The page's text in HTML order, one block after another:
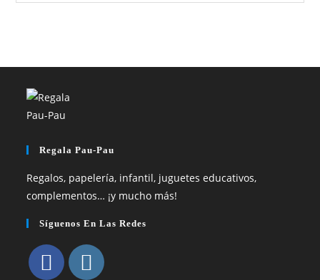
Regala Pau-Pau
Regalos, papelería, infantil, juguetes educativos,
complementos… ¡y mucho más!
Síguenos En Las Redes